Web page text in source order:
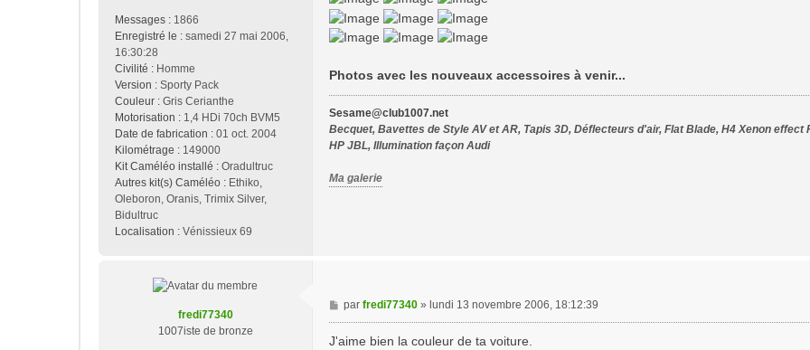
Messages : 1866
Enregistré le : samedi 27 mai 2006,
16:30:28
Civilité : Homme
Version : Sporty Pack
Couleur : Gris Cerianthe
Motorisation : 1,4 HDi 70ch BVM5
Date de fabrication : 01 oct. 2004
Kilométrage : 149000
Kit Caméléo installé : Oradultruc
Autres kit(s) Caméléo : Ethiko,
Oleboron, Oranis, Trimix Silver,
Bidultruc
Localisation : Vénissieux 69
s
a
g
Photos avec les nouveaux accessoires à venir...
Sesame@club1007.net
Becquet, Bavettes de Style AV et AR, Tapis 3D, Déflecteurs d'air, Flat Blade, H4 Xenon effect
HP JBL, Illumination façon Audi
Ma galerie
fredi77340
1007iste de bronze
M
e
s
par fredi77340» lundi 13 novembre 2006, 18:12:39
J'aime bien la couleur de ta voiture.